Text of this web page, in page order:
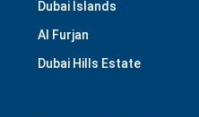
Dubai Islands
Al Furjan
Dubai Hills Estate